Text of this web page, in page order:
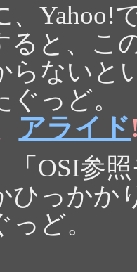
、Yahoo!
ると、こ
らないと
っど。
アライド
「OSI参
ひっかか
ど。